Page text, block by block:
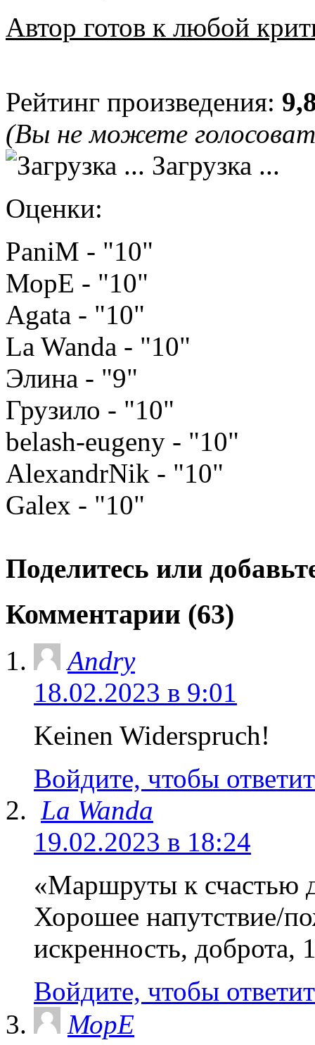
Автор готов к любой
Рейтинг произведения:
(Вы не можете
Загрузка ...
Оценки:
PaniM - "10"
МорЕ - "10"
Agata - "10"
La Wanda - "10"
Элина - "9"
Грузило - "10"
belash-eugeny - "10"
AlexandrNik - "10"
Galex - "10"
Поделитесь или
Комментарии (63)
Andry
18.02.2023 в 9:01
Keinen Widerspruch!
Войдите, чтобы
La Wanda
19.02.2023 в 18:24
«Маршруты к счастью
Хорошее напутствие/
искренность, доброта,
Войдите, чтобы
МорЕ